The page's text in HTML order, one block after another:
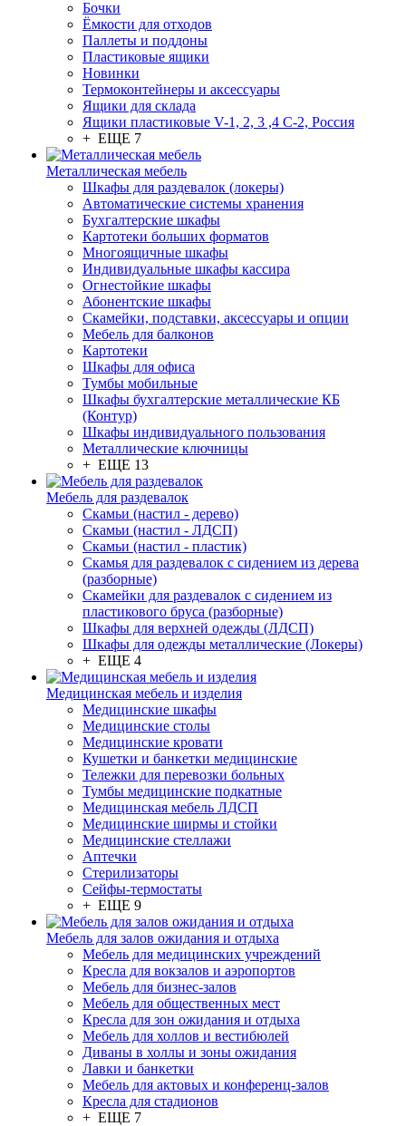
Бочки
Ёмкости для отходов
Паллеты и поддоны
Пластиковые ящики
Новинки
Термоконтейнеры и аксессуары
Ящики для склада
Ящики пластиковые V-1, 2, 3 ,4 С-2, Россия
+ ЕЩЕ 7
Металлическая мебель
Шкафы для раздевалок (локеры)
Автоматические системы хранения
Бухгалтерские шкафы
Картотеки больших форматов
Многоящичные шкафы
Индивидуальные шкафы кассира
Огнестойкие шкафы
Абонентские шкафы
Скамейки, подставки, аксессуары и опции
Мебель для балконов
Картотеки
Шкафы для офиса
Тумбы мобильные
Шкафы бухгалтерские металлические КБ
(Контур)
Шкафы индивидуального пользования
Металлические ключницы
+ ЕЩЕ 13
Мебель для раздевалок
Скамьи (настил - дерево)
Скамьи (настил - ЛДСП)
Скамьи (настил - пластик)
Скамья для раздевалок с сидением из дерева
(разборные)
Скамейки для раздевалок с сидением из
пластикового бруса (разборные)
Шкафы для верхней одежды (ЛДСП)
Шкафы для одежды металлические (Локеры)
+ ЕЩЕ 4
Медицинская мебель и изделия
Медицинские шкафы
Медицинские столы
Медицинские кровати
Кушетки и банкетки медицинские
Тележки для перевозки больных
Тумбы медицинские подкатные
Медицинская мебель ЛДСП
Медицинские ширмы и стойки
Медицинские стеллажи
Аптечки
Стерилизаторы
Сейфы-термостаты
+ ЕЩЕ 9
Мебель для залов ожидания и отдыха
Мебель для медицинских учреждений
Кресла для вокзалов и аэропортов
Мебель для бизнес-залов
Мебель для общественных мест
Кресла для зон ожидания и отдыха
Мебель для холлов и вестибюлей
Диваны в холлы и зоны ожидания
Лавки и банкетки
Мебель для актовых и конференц-залов
Кресла для стадионов
+ ЕЩЕ 7